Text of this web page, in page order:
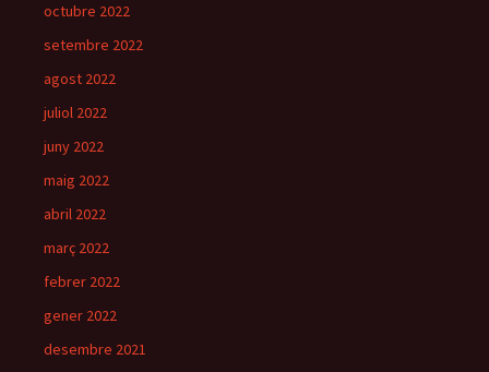
octubre 2022
setembre 2022
agost 2022
juliol 2022
juny 2022
maig 2022
abril 2022
març 2022
febrer 2022
gener 2022
desembre 2021